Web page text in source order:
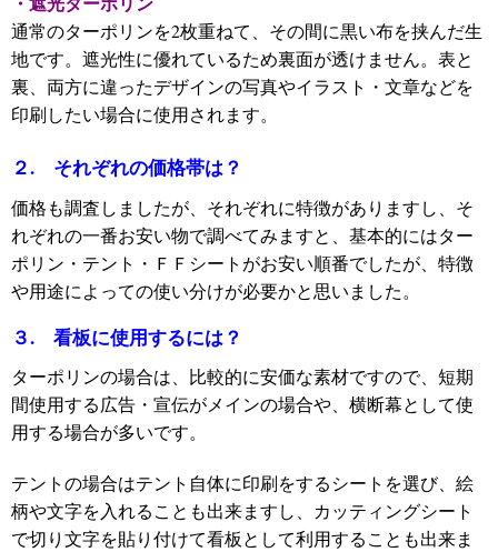
通常のターポリンを2枚重ねて、その間に黒い布を挟んだ生
地です。遮光性に優れているため裏面が透けません。表と
裏、両方に違ったデザインの写真やイラスト・文章などを
印刷したい場合に使用されます。
２. それぞれの価格帯は？
価格も調査しましたが、それぞれに特徴がありますし、そ
れぞれの一番お安い物で調べてみますと、基本的にはター
ポリン・テント・ＦＦシートがお安い順番でしたが、特徴
や用途によっての使い分けが必要かと思いました。
３. 看板に使用するには？
ターポリンの場合は、比較的に安価な素材ですので、短期
間使用する広告・宣伝がメインの場合や、横断幕として使
用する場合が多いです。
テントの場合はテント自体に印刷をするシートを選び、絵
柄や文字を入れることも出来ますし、カッティングシート
で切り文字を貼り付けて看板として利用することも出来ま